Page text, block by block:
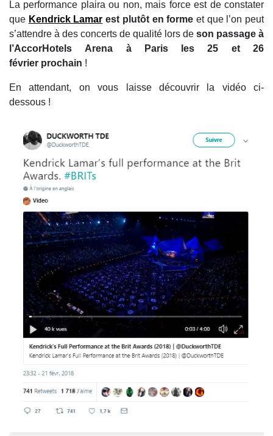
La performance plaira ou non, mais force est de constater
que Kendrick Lamar est plutôt en forme et que l’on peut
s’attendre à des concerts de qualité lors de son passage à
l’AccorHotels Arena à Paris les 25 et 26
février prochain !
En attendant, on vous laisse découvrir la vidéo ci-
dessous !